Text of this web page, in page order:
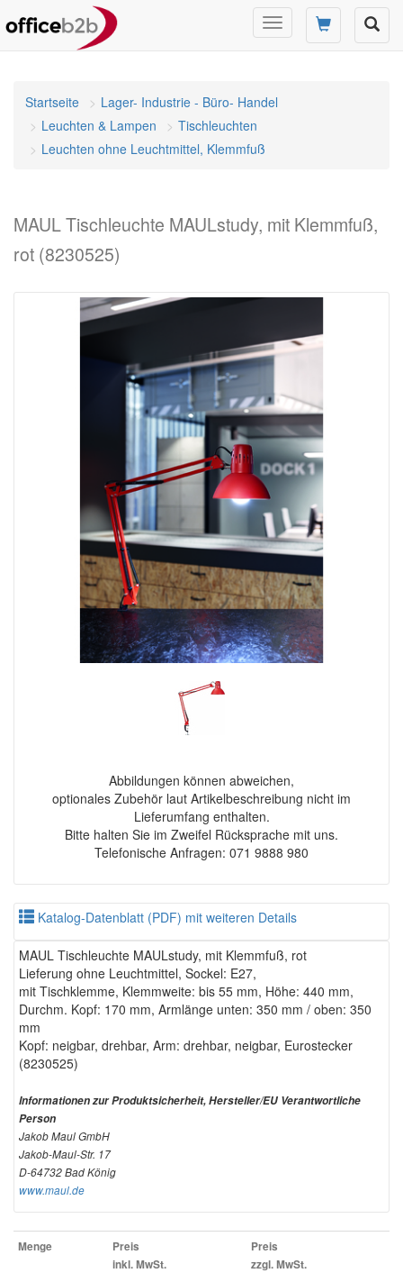
Navigation
umschalten
Startseite
Lager- Industrie - Büro- Handel
Leuchten & Lampen
Tischleuchten
Leuchten ohne Leuchtmittel, Klemmfuß
MAUL Tischleuchte MAULstudy, mit Klemmfuß,
rot (8230525)
Abbildungen können abweichen,
optionales Zubehör laut Artikelbeschreibung nicht im
Lieferumfang enthalten.
Bitte halten Sie im Zweifel Rücksprache mit uns.
Telefonische Anfragen: 071 9888 980
Katalog-Datenblatt (PDF) mit weiteren Details
MAUL Tischleuchte MAULstudy, mit Klemmfuß, rot
Lieferung ohne Leuchtmittel, Sockel: E27,
mit Tischklemme, Klemmweite: bis 55 mm, Höhe: 440 mm,
Durchm. Kopf: 170 mm, Armlänge unten: 350 mm / oben: 350
mm
Kopf: neigbar, drehbar, Arm: drehbar, neigbar, Eurostecker
(8230525)
Informationen zur Produktsicherheit, Hersteller/EU Verantwortliche
Person
Jakob Maul GmbH
Jakob-Maul-Str. 17
D-64732 Bad König
www.maul.de
Menge
Preis
inkl. MwSt.
Preis
zzgl. MwSt.